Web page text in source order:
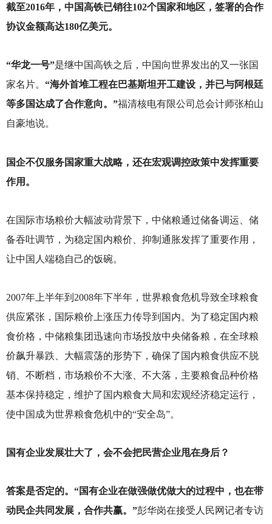
截至2016年，中国高铁已销往102个国家和地区，签署的合作
协议金额高达180亿美元。
“华龙一号”是继中国高铁之后，中国向世界发出的又一张国
家名片。 “海外首堆工程在巴基斯坦开工建设，并已与阿根廷
等多国达成了合作意向。”福清核电有限公司总会计师张柏山
自豪地说。
国企不仅服务国家重大战略，还在宏观调控政策中发挥重要
作用。
在国际市场粮价大幅波动背景下，中储粮通过储备调运、储
备吞吐调节，为稳定国内粮价、抑制通胀发挥了重要作用，
让中国人端稳自己的饭碗。
2007年上半年到2008年下半年，世界粮食危机导致全球粮食
供应紧张，国际粮价上涨压力传导到国内。为了稳定国内粮
食价格，中储粮集团迅速向市场投放中央储备粮，在全球粮
价飙升暴跌、大幅震荡的形势下，确保了国内粮食供应不脱
销、不断档，市场粮价不大涨、不大落，主要粮食品种价格
基本保持稳定，维护了国内粮食大局和宏观经济稳定运行，
使中国成为世界粮食危机中的“安全岛”。
国有企业发展壮大了，会不会把民营企业甩在身后？
答案是否定的。“国有企业在做强做优做大的过程中，也在带
动民企共同发展，合作共赢。”彭华岗在接受人民网记者专访